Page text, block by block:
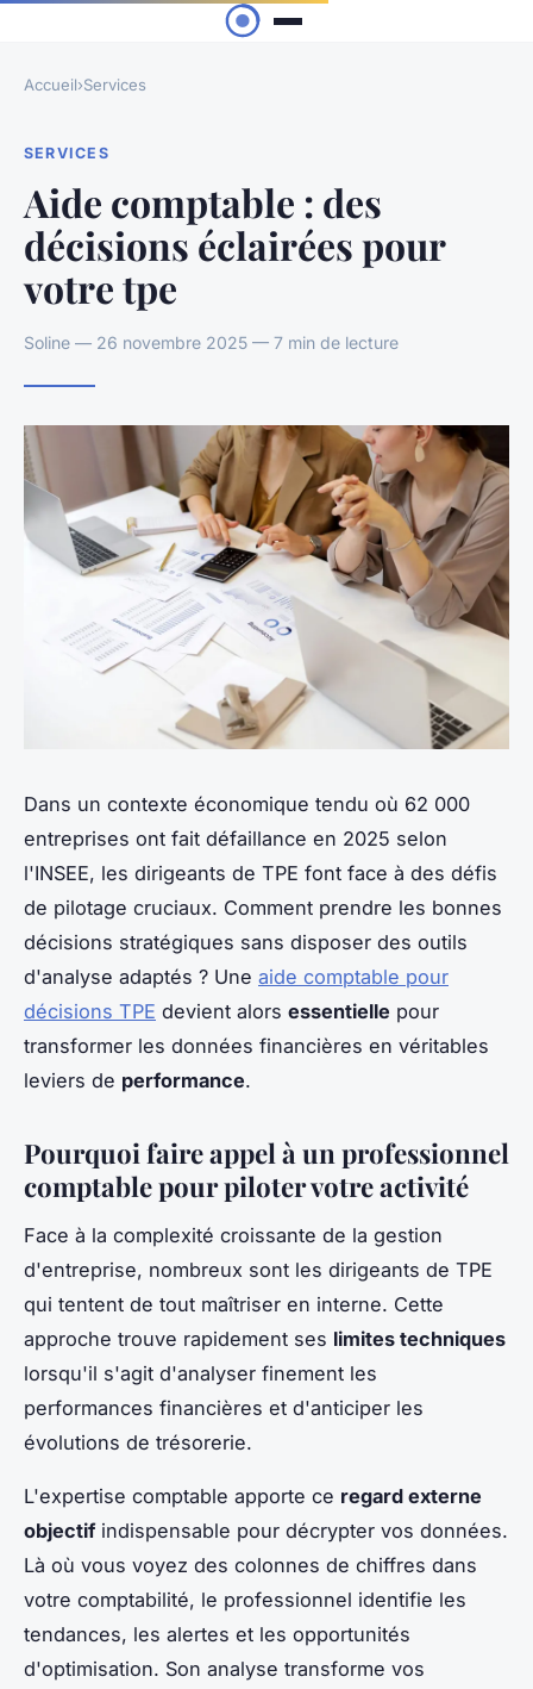
Accueil›Services
SERVICES
Aide comptable : des
décisions éclairées pour
votre tpe
Soline — 26 novembre 2025 — 7 min de lecture
Dans un contexte économique tendu où 62 000
entreprises ont fait défaillance en 2025 selon
l'INSEE, les dirigeants de TPE font face à des défis
de pilotage cruciaux. Comment prendre les bonnes
décisions stratégiques sans disposer des outils
d'analyse adaptés ? Une aide comptable pour
décisions TPE devient alors essentielle pour
transformer les données financières en véritables
leviers de performance.
Pourquoi faire appel à un professionnel
comptable pour piloter votre activité
Face à la complexité croissante de la gestion
d'entreprise, nombreux sont les dirigeants de TPE
qui tentent de tout maîtriser en interne. Cette
approche trouve rapidement ses limites techniques
lorsqu'il s'agit d'analyser finement les
performances financières et d'anticiper les
évolutions de trésorerie.
L'expertise comptable apporte ce regard externe
objectifindispensable pour décrypter vos données.
Là où vous voyez des colonnes de chiffres dans
votre comptabilité, le professionnel identifie les
tendances, les alertes et les opportunités
d'optimisation. Son analyse transforme vos